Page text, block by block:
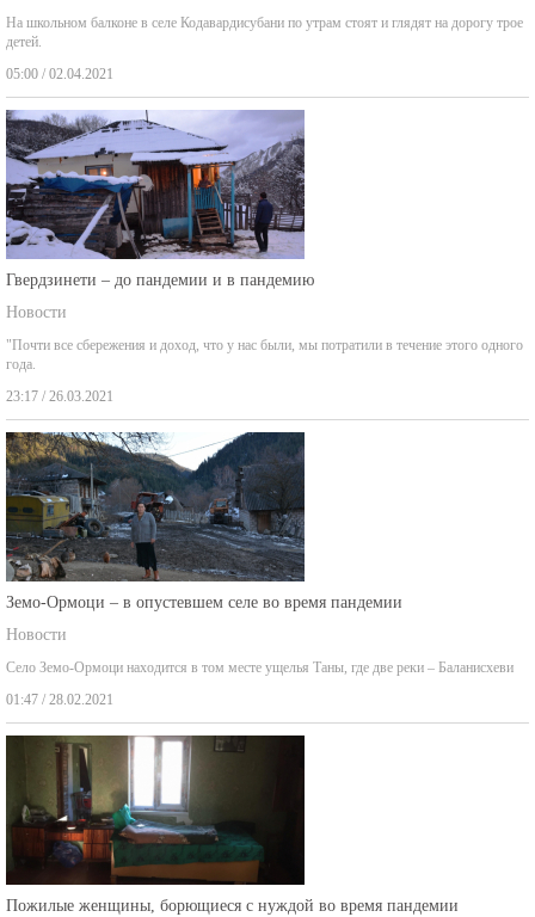
На школьном балконе в селе Кодавардисубани по утрам стоят и глядят на дорогу трое
детей.
05:00 / 02.04.2021
Гвердзинети – до пандемии и в пандемию
Новости
"Почти все сбережения и доход, что у нас были, мы потратили в течение этого одного
года.
23:17 / 26.03.2021
Земо-Ормоци – в опустевшем селе во время пандемии
Новости
Село Земо-Ормоци находится в том месте ущелья Таны, где две реки – Баланисхеви
01:47 / 28.02.2021
Пожилые женщины, борющиеся с нуждой во время пандемии